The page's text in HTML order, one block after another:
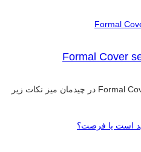
"چیدمان رسمی میز غذا" Formal Cover setting در چیدمان میز نکات زیر